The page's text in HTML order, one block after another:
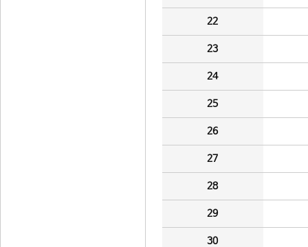
22
23
24
25
26
27
28
29
30